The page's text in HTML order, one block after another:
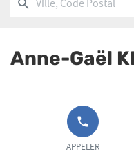
Ville,RECHERCHER
UN
AFO
Anne-Gaël
APPELER LE
POINT DE
VENTE ANNE-
APPELER